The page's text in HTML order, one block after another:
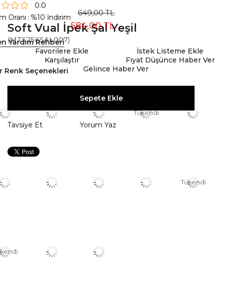
Soft Vual İpek Şal Yeşil
(MTS25KSAL007)
0.0
Oranı : %10 İndirim 649,00 TL
584,00 TL
Yardım Rehberi
Renk Seçenekleri
Tükendi
Tükendi
Favorilere Ekle
İstek Listeme Ekle
Karşılaştır
Fiyat Düşünce Haber Ver
Gelince Haber Ver
Tavsiye Et Yorum Yaz